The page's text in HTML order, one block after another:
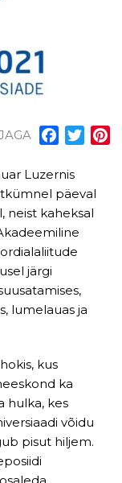
Facebook
Luzernis
päeval
neist kaheksal
järgi
lumelauas ja
kus
ka
hulka, kes
võidu
pisut hiljem.